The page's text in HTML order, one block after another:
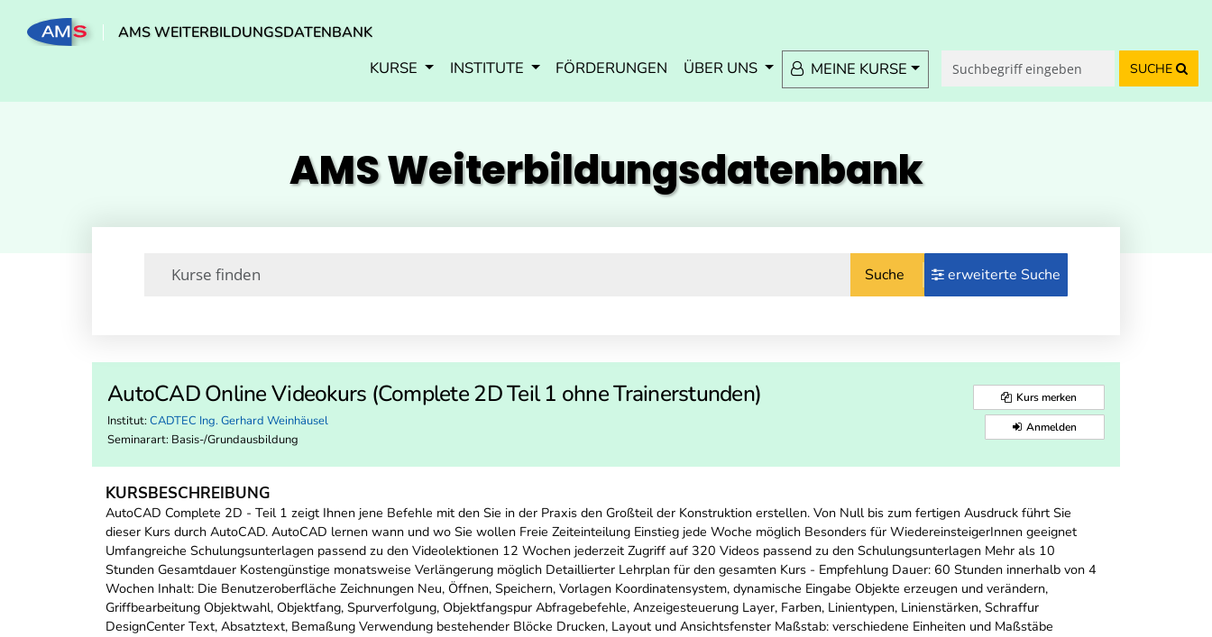
Zum Inhalt springen
Zum Navmenü springen
Zur Suche springen
Zur Footer springen
AMS WEITERBILDUNGSDATENBANK
KURSE INSTITUTE FÖRDERUNGEN ÜBER UNS MEINE KURSE SUCHE
AMS Weiterbildungs­datenbank
Suche erweiterte Suche
AutoCAD Online Videokurs (Complete 2D Teil 1 ohne Trainerstunden)
Institut: CADTEC Ing. Gerhard Weinhäusel
Seminarart: Basis-/Grundausbildung
Kurs merken
Anmelden
KURSBESCHREIBUNG
AutoCAD Complete 2D - Teil 1 zeigt Ihnen jene Befehle mit den Sie in der Praxis den Großteil der Konstruktion erstellen. Von Null bis zum fertigen Ausdruck führt Sie
dieser Kurs durch AutoCAD. AutoCAD lernen wann und wo Sie wollen Freie Zeiteinteilung Einstieg jede Woche möglich Besonders für WiedereinsteigerInnen geeignet
Umfangreiche Schulungsunterlagen passend zu den Videolektionen 12 Wochen jederzeit Zugriff auf 320 Videos passend zu den Schulungsunterlagen Mehr als 10
Stunden Gesamtdauer Kostengünstige monatsweise Verlängerung möglich Detaillierter Lehrplan für den gesamten Kurs - Empfehlung Dauer: 60 Stunden innerhalb von 4
Wochen Inhalt: Die Benutzeroberfläche Zeichnungen Neu, Öffnen, Speichern, Vorlagen Koordinatensystem, dynamische Eingabe Objekte erzeugen und verändern,
Griffbearbeitung Objektwahl, Objektfang, Spurverfolgung, Objektfangspur Abfragebefehle, Anzeigesteuerung Layer, Farben, Linientypen, Linienstärken, Schraffur
DesignCenter Text, Absatztext, Bemaßung Verwendung bestehender Blöcke Drucken, Layout und Ansichtsfenster Maßstab: verschiedene Einheiten und Maßstäbe